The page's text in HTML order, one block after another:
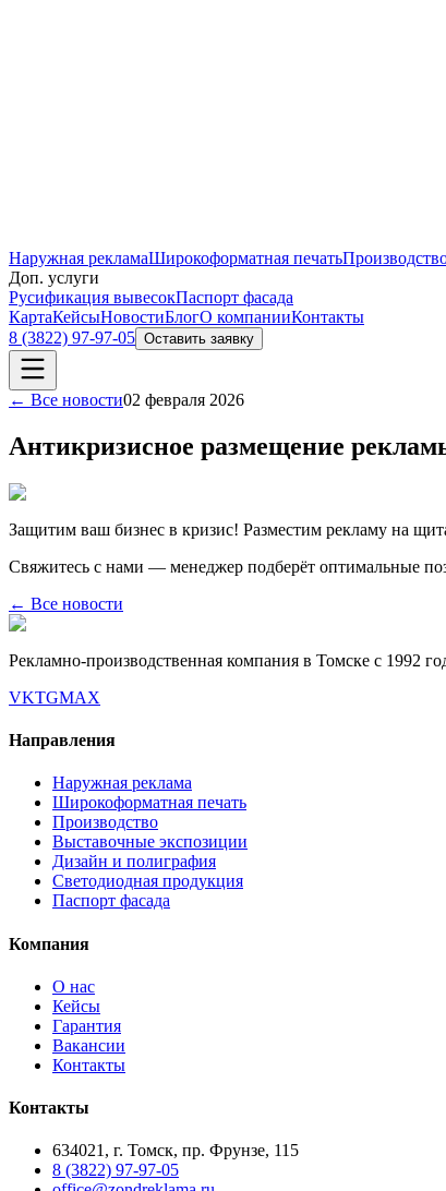
Наружная рекламаШирокоформатная печать
Доп. услуги
Русификация вывесокПаспорт фасада
КартаКейсыНовостиБлогО компанииКонтакты
8 (3822) 97-97-05 Оставить заявку
← Все новости02 февраля 2026
Антикризисное размещение
Защитим ваш бизнес в кризис! Разместим рекламу на
Свяжитесь с нами — менеджер подберёт оптимальные
← Все новости
Рекламно-производственная компания в Томске с 1992
VKTGMAX
Направления
Наружная реклама
Широкоформатная печать
Производство
Выставочные экспозиции
Дизайн и полиграфия
Светодиодная продукция
Паспорт фасада
Компания
О нас
Кейсы
Гарантия
Вакансии
Контакты
Контакты
634021, г. Томск, пр. Фрунзе, 115
8 (3822) 97-97-05